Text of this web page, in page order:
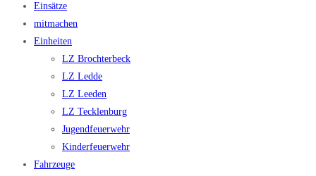
Einsätze
mitmachen
Einheiten
LZ Brochterbeck
LZ Ledde
LZ Leeden
LZ Tecklenburg
Jugendfeuerwehr
Kinderfeuerwehr
Fahrzeuge